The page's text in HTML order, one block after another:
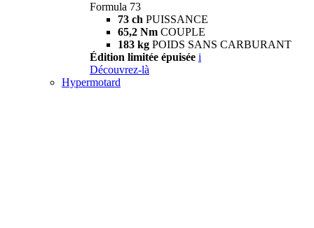
Formula 73
73 ch PUISSANCE
65,2 Nm COUPLE
183 kg POIDS SANS CARBURANT
Édition limitée épuisée i
Découvrez-là
Hypermotard